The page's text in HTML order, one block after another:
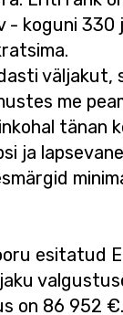
- koguni 330
väljakut,
me
tänan
ja
esitatud
on 86 952 €.